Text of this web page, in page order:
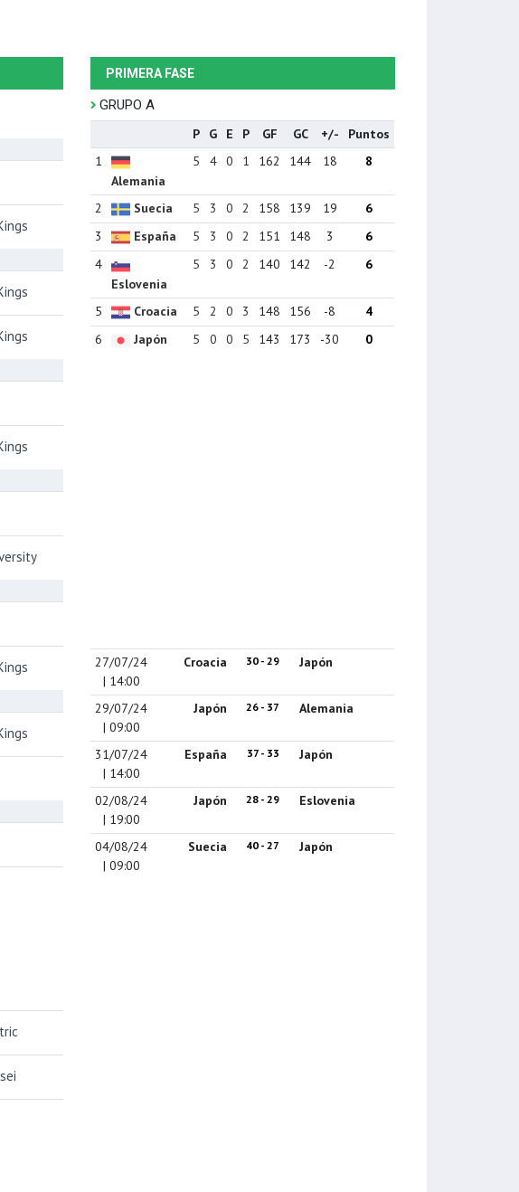
PRIMERA FASE
GRUPO A
P
G E P GF GC +/-
Puntos
1
Alemania
5 4 0 1 162 144 18 8
2 Suecia 5 3 0 2 158 139 19
6
3
España 5 3 0 2 151 148 3
6
4
Eslovenia
5 3 0 2 140 142 -2 6
5 Croacia 5 2 0 3 148 156 -8
4
6
Japón 5 0 0 5 143 173 -30 0
27/07/24
| 14:00
Croacia 30 - 29 Japón
29/07/24
| 09:00
Japón 26 - 37 Alemania
31/07/24
| 14:00
España 37 - 33 Japón
02/08/24
| 19:00
Japón 28 - 29 Eslovenia
04/08/24
| 09:00
Suecia 40 - 27 Japón